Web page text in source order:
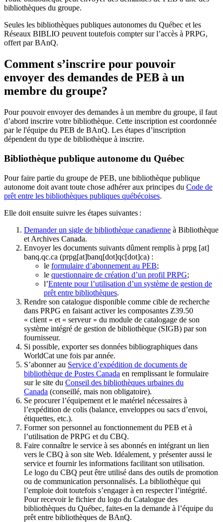
bibliothèques du groupe.
Seules les bibliothèques publiques autonomes du Québec et les
Réseaux BIBLIO peuvent toutefois compter sur l’accès à PRPG,
offert par BAnQ.
Comment s’inscrire pour pouvoir
envoyer des demandes de PEB à un
membre du groupe?
Pour pouvoir envoyer des demandes à un membre du groupe, il faut
d’abord inscrire votre bibliothèque. Cette inscription est coordonnée
par le l'équipe du PEB de BAnQ. Les étapes d’inscription
dépendent du type de bibliothèque à inscrire.
Bibliothèque publique autonome du Québec
Pour faire partie du groupe de PEB, une bibliothèque publique
autonome doit avant toute chose adhérer aux principes du Code de
prêt entre les bibliothèques publiques québécoises.
Elle doit ensuite suivre les étapes suivantes :
Demander un sigle de bibliothèque canadienne à Bibliothèque
et Archives Canada.
Envoyer les documents suivants dûment remplis à prpg [at]
banq.qc.ca (prpg[at]banq[dot]qc[dot]ca) :
le formulaire d’abonnement au PEB;
le questionnaire de création d’un profil PRPG;
l’Entente pour l’utilisation d’un système de gestion de
prêt entre bibliothèques.
Rendre son catalogue disponible comme cible de recherche
dans PRPG en faisant activer les composantes Z39.50
« client » et « serveur » du module de catalogage de son
système intégré de gestion de bibliothèque (SIGB) par son
fournisseur.
Si possible, exporter ses données bibliographiques dans
WorldCat une fois par année.
S’abonner au Service d’expédition de documents de
bibliothèque de Postes Canada en remplissant le formulaire
sur le site du Conseil des bibliothèques urbaines du
Canada (conseillé, mais non obligatoire).
Se procurer l’équipement et le matériel nécessaires à
l’expédition de colis (balance, enveloppes ou sacs d’envoi,
étiquettes, etc.).
Former son personnel au fonctionnement du PEB et à
l’utilisation de PRPG et du CBQ.
Faire connaître le service à ses abonnés en intégrant un lien
vers le CBQ à son site Web. Idéalement, y présenter aussi le
service et fournir les informations facilitant son utilisation.
Le logo du CBQ peut être utilisé dans des outils de promotion
ou de communication personnalisés. La bibliothèque qui
l’emploie doit toutefois s’engager à en respecter l’intégrité.
Pour recevoir le fichier du logo du Catalogue des
bibliothèques du Québec, faites-en la demande à l’équipe du
prêt entre bibliothèques de BAnQ.